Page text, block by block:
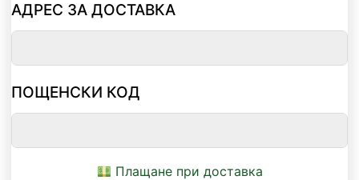
АДРЕС ЗА ДОСТАВКА
ПОЩЕНСКИ КОД
Плащане при доставка